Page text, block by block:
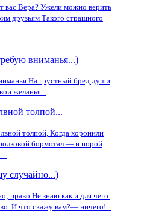
вас Вера? Ужели можно верить
друзьям Такого страшного
вниманья...)
На грустный бред души
желанья...
толпой...
толпой, Когда хоронили
бормотал — и порой
случайно...)
право Не знаю как и для чего.
И что скажу вам?— ничего!...